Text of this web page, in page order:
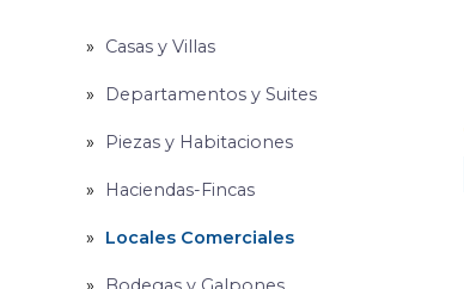
Casas y Villas
Departamentos y Suites
Piezas y Habitaciones
Haciendas-Fincas
Locales Comerciales